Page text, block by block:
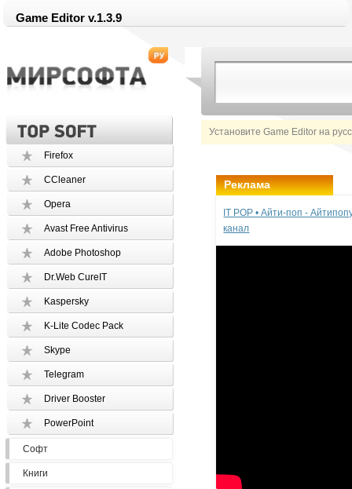
Game Editor v.1.3.9
Установите Game Editor на
Firefox
CCleaner
Opera
Avast Free Antivirus
Adobe Photoshop
Dr.Web CureIT
Kaspersky
K-Lite Codec Pack
Skype
Telegram
Driver Booster
PowerPoint
Софт
Книги
Реклама
IT POP • Айти-поп -
канал